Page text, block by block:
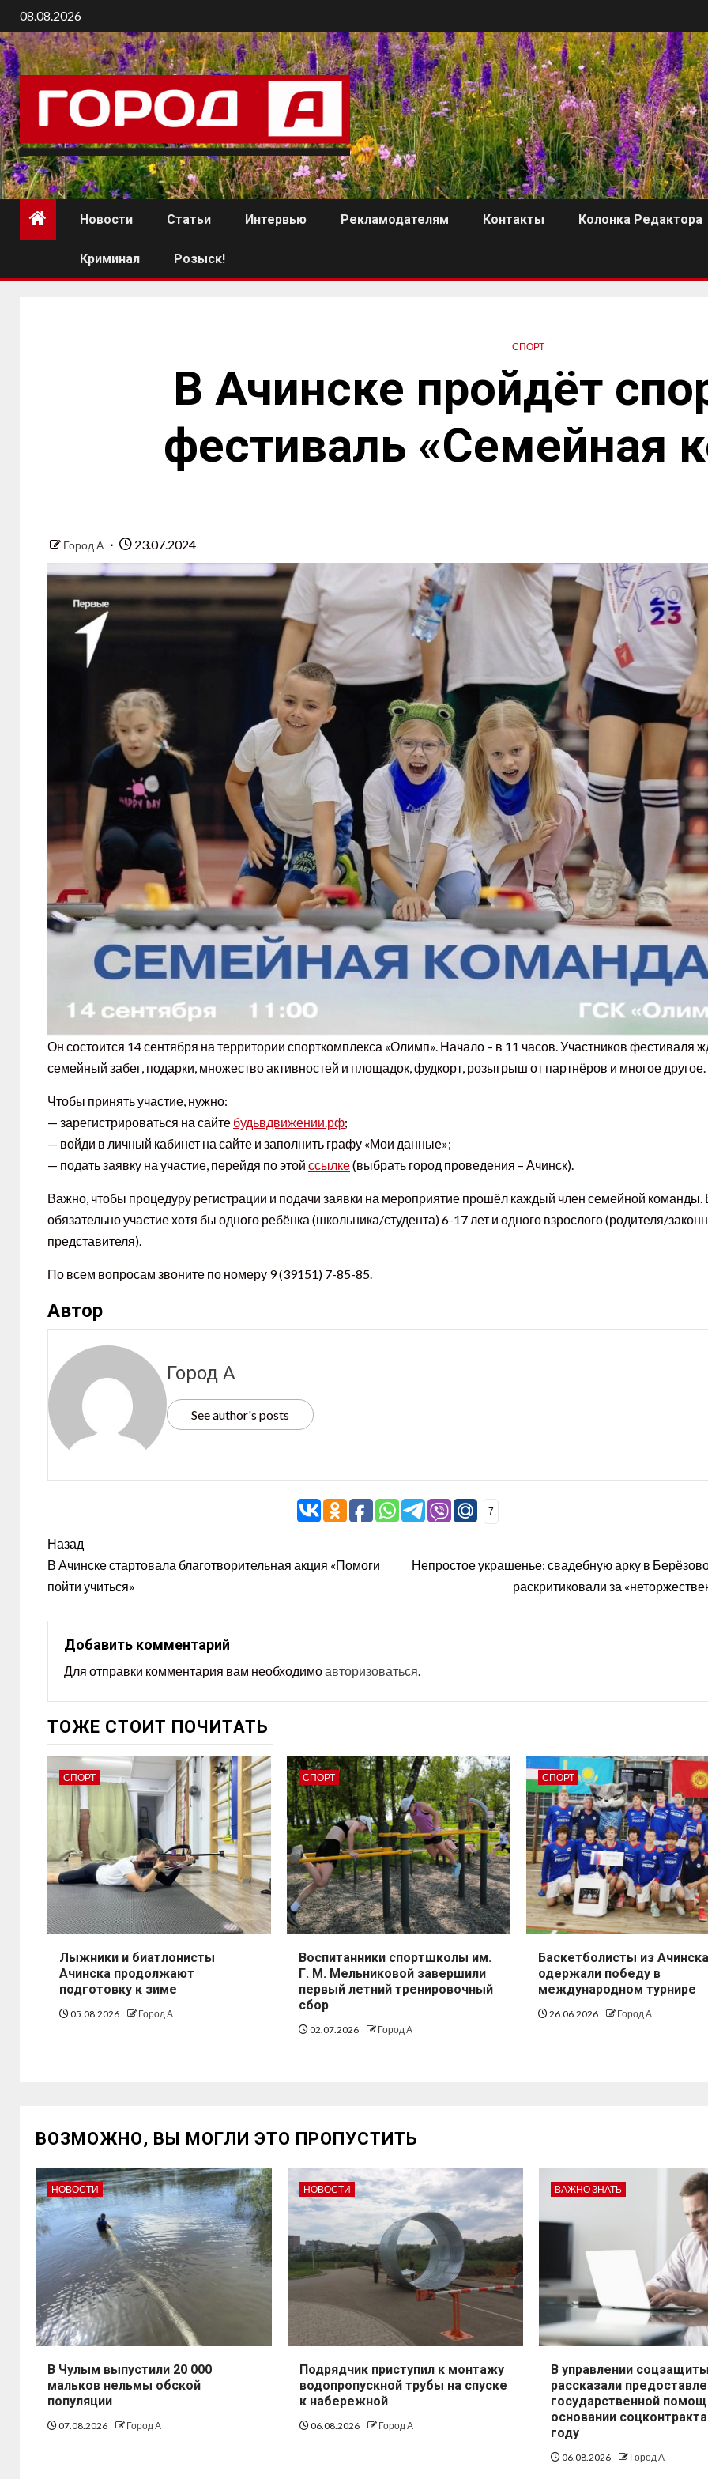
08.08.2026
Новости Статьи Интервью Рекламодателям Контакты Колонка Редактора
Криминал Розыск!
СПОРТ
В Ачинске пройдёт
фестиваль «Семейная
Город А 23.07.2024
Он состоится 14 сентября на территории спорткомплекса «Олимп». Начало – в 11 часов. Участников фестиваля
семейный забег, подарки, множество активностей и площадок, фудкорт, розыгрыш от партнёров и многое другое.
Чтобы принять участие, нужно:
— зарегистрироваться на сайте будьвдвижении.рф;
— войди в личный кабинет на сайте и заполнить графу «Мои данные»;
— подать заявку на участие, перейдя по этой ссылке(выбрать город проведения – Ачинск).
Важно, чтобы процедуру регистрации и подачи заявки на мероприятие прошёл каждый член семейной команды.
обязательно участие хотя бы одного ребёнка (школьника/студента) 6-17 лет и одного взрослого (родителя/
представителя).
По всем вопросам звоните по номеру 9 (39151) 7-85-85.
Автор
Город А
See author's posts
7
Назад
В Ачинске стартовала благотворительная акция «Помоги
пойти учиться»
Непростое украшенье: свадебную арку в
раскритиковали за
Добавить комментарий
Для отправки комментария вам необходимоавторизоваться
ТОЖЕ СТОИТ ПОЧИТАТЬ
СПОРТ
Лыжники и биатлонисты
Ачинска продолжают
подготовку к зиме
05.08.2026 Город А
СПОРТ
Воспитанники спортшколы им.
Г. М. Мельниковой завершили
первый летний тренировочный
сбор
02.07.2026 Город А
СПОРТ
Баскетболисты из
одержали победу в
международном турнире
26.06.2026 Город А
ВОЗМОЖНО, ВЫ МОГЛИ ЭТО ПРОПУСТИТЬ
НОВОСТИ
В Чулым выпустили 20 000
мальков нельмы обской
популяции
07.08.2026 Город А
НОВОСТИ
Подрядчик приступил к монтажу
водопропускной трубы на спуске
к набережной
06.08.2026 Город А
ВАЖНО ЗНАТЬ
В управлении
рассказали
государственной
основании
году
06.08.2026 Город А